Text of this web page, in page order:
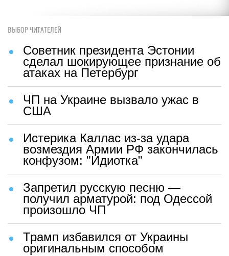
ВЫБОР ЧИТАТЕЛЕЙ
Советник президента Эстонии
сделал шокирующее признание об
атаках на Петербург
ЧП на Украине вызвало ужас в
США
Истерика Каллас из-за удара
возмездия Армии РФ закончилась
конфузом: "Идиотка"
Запретил русскую песню —
получил арматурой: под Одессой
произошло ЧП
Трамп избавился от Украины
оригинальным способом